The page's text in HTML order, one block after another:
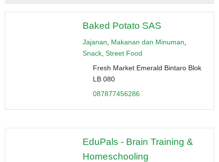
Baked Potato SAS
Jajanan, Makanan dan Minuman,
Snack, Street Food
Fresh Market Emerald Bintaro Blok
LB 080
087877456286
EduPals - Brain Training &
Homeschooling